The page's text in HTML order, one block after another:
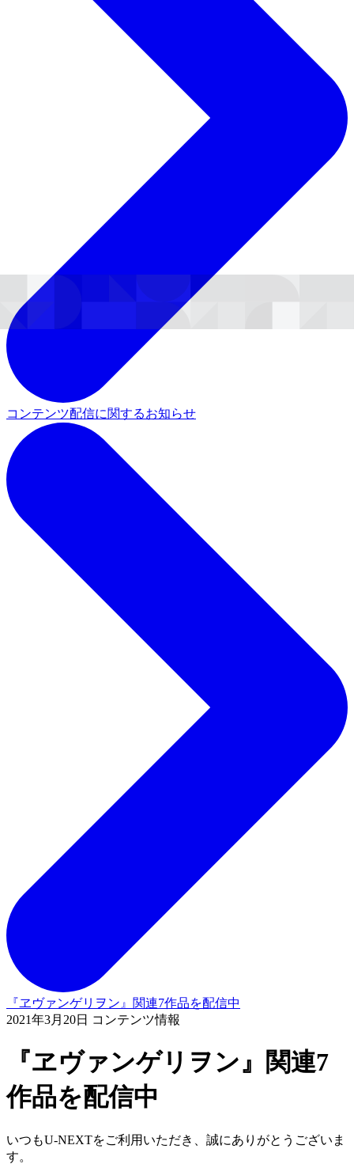
コンテンツ配信に関するお知らせ
『ヱヴァンゲリヲン』関連7作品を配信中
2021年3月20日 コンテンツ情報
『ヱヴァンゲリヲン』関連7
作品を配信中
いつもU-NEXTをご利用いただき、誠にありがとうございま
す。